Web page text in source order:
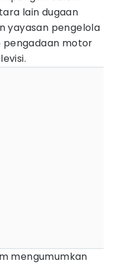
lain dugaan
yayasan pengelola
pengadaan motor
mengumumkan